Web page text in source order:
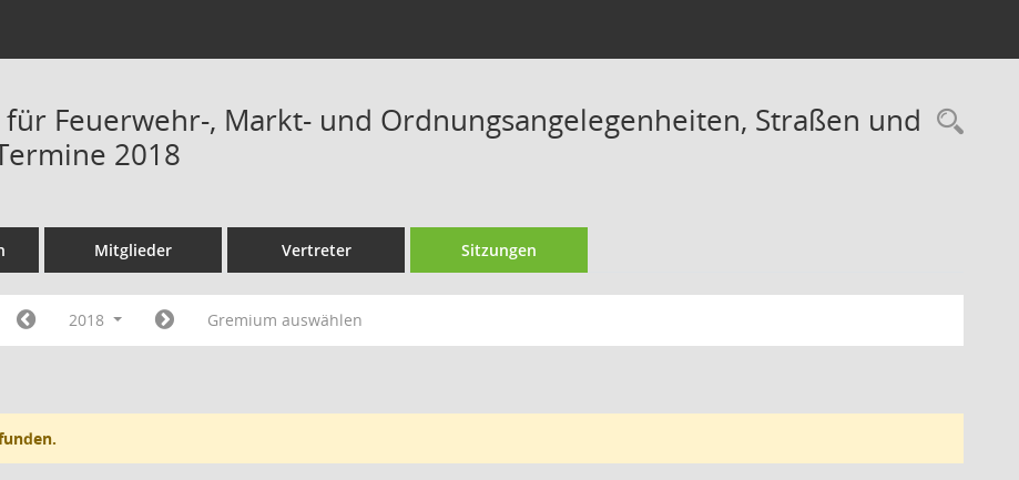
für Feuerwehr-, Markt- und Ordnungsangelegenheiten, Straßen und
2018
Mitglieder Vertreter Sitzungen
2018 Gremium auswählen